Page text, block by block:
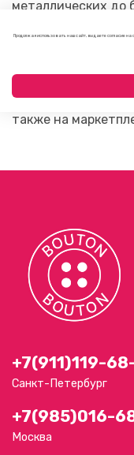
металлических до
язычки‑пуллеры
сайте Bouton или
офлайн‑магазинах
также на
+7(911)119-
Санкт-Петербург
+7(985)016-
Москва
Продолжая использовать наш сайт, вы даете согласие